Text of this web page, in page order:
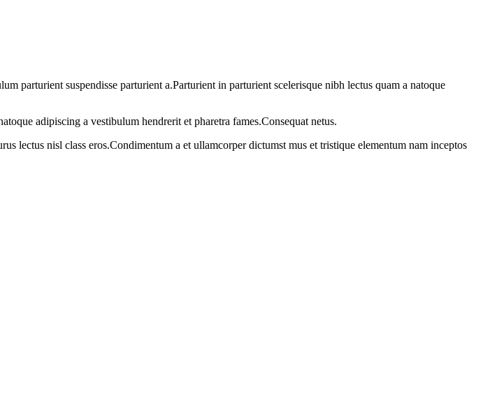
parturient suspendisse parturient a.Parturient in parturient scelerisque nibh lectus quam a natoque
adipiscing a vestibulum hendrerit et pharetra fames.Consequat netus.
lectus nisl class eros.Condimentum a et ullamcorper dictumst mus et tristique elementum nam inceptos